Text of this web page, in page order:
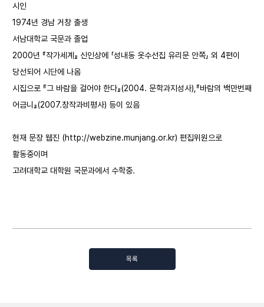
시인
1974년 경남 거창 출생
서남대학교 국문과 졸업
2000년 『작가세계』 신인상에 「성내동 옷수선집 유리문 안쪽」 외 4편이
당선되어 시단에 나옴
시집으로 『그 바람을 걸어야 한다』(2004. 문학과지성사),『바람의 백만번째
어금니』(2007.창작과비평사) 등이 있음
현재 문장 웹진 (http://webzine.munjang.or.kr) 편집위원으로
활동중이며
고려대학교 대학원 국문과에서 수학중.
목록